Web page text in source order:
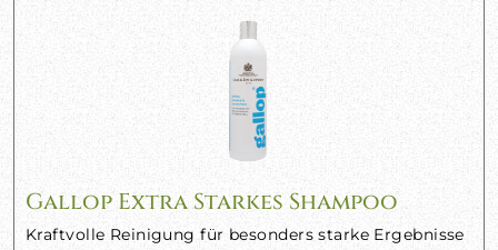
Gallop Extra Starkes Shampoo
Kraftvolle Reinigung für besonders starke Ergebnisse